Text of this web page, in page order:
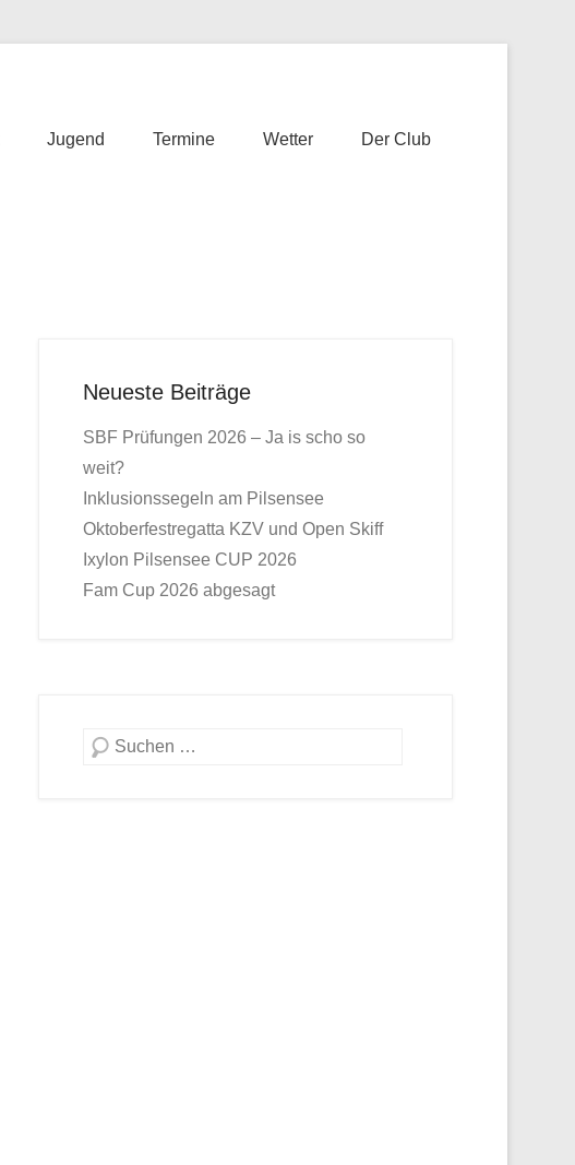
Jugend Termine Wetter Der Club
Neueste Beiträge
SBF Prüfungen 2026 – Ja is scho so
weit?
Inklusionssegeln am Pilsensee
Oktoberfestregatta KZV und Open Skiff
Ixylon Pilsensee CUP 2026
Fam Cup 2026 abgesagt
Suche